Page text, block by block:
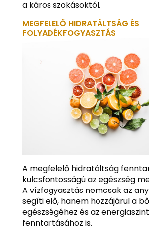
a káros szokásoktól.
MEGFELELŐ HIDRATÁLTSÁG ÉS
FOLYADÉKFOGYASZTÁS
A megfelelő hidratáltság
kulcsfontosságú az egészség
A vízfogyasztás nemcsak az
segíti elő, hanem hozzájárul a
egészségéhez és az energiaszint
fenntartásához is.